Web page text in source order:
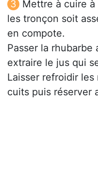
Mettre à cuire
les tronçon soit
en compote.
Passer la rhubarbe
extraire le jus qui
Laisser refroidir
cuits puis réserver